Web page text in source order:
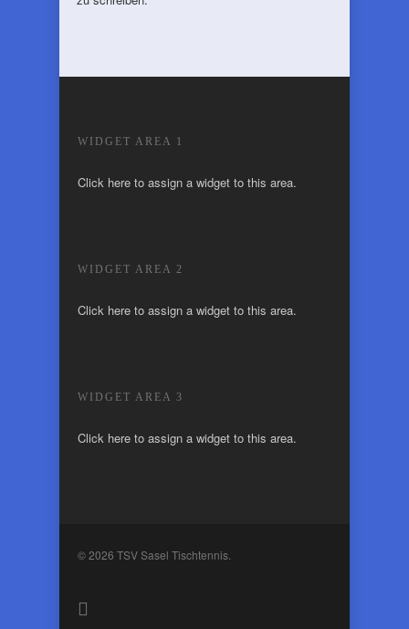
WIDGET AREA 1
Click here to assign a widget to this area.
WIDGET AREA 2
Click here to assign a widget to this area.
WIDGET AREA 3
Click here to assign a widget to this area.
© 2026 TSV Sasel Tischtennis.